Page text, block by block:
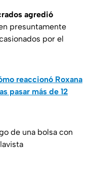
agredió
presuntamente
por el
reaccionó Roxana
pasar más de 12
de una bolsa con